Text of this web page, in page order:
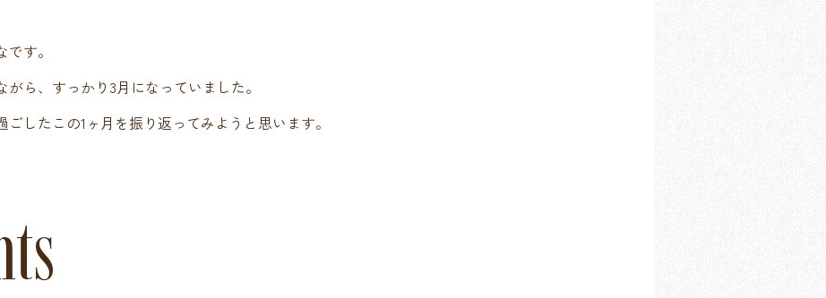
す。
ら、すっかり3月になっていました。
したこの1ヶ月を振り返ってみようと思います。